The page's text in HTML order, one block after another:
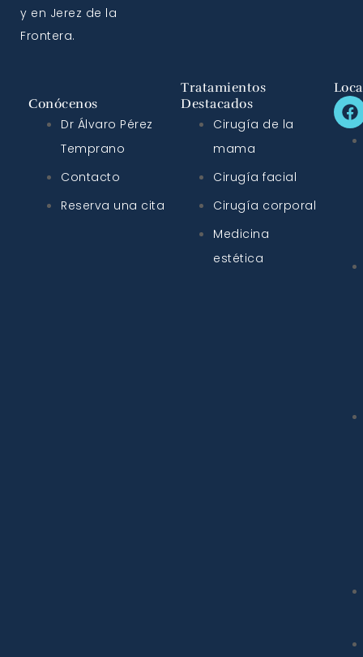
y en Jerez de la
Frontera.
Conócenos
Dr Álvaro Pérez
Temprano
Contacto
Reserva una cita
Tratamientos
Destacados
Cirugía de la
mama
Cirugía facial
Cirugía corporal
Medicina
estética